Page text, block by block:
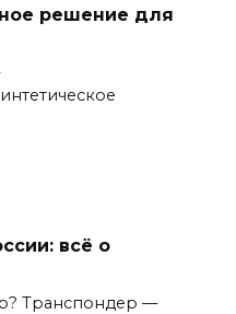
решение для
всё о
Транспондер —